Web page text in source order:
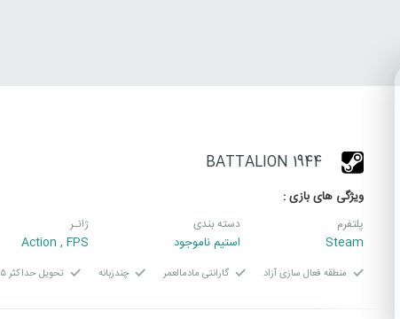
BATTALION 1944
ویژگی های بازی :
پلتفرم
Steam
دسته بندی
استیم ناموجود
ژانـر
Action ,FPS
منطقه فعال سازی آزاد گارانتی مادمالعمر چندزبانه تحویل حداکثر ۵ ساعت